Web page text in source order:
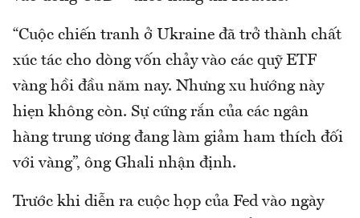
“Cuộc chiến tranh ở Ukraine đã trở thành chất
xúc tác cho dòng vốn chảy vào các quỹ ETF
vàng hồi đầu năm nay. Nhưng xu hướng này
hiẹn không còn. Sự cứng rắn của các ngân
hàng trung ương đang làm giảm ham thích đối
với vàng”, ông Ghali nhận định.
Trước khi diễn ra cuộc họp của Fed vào ngày